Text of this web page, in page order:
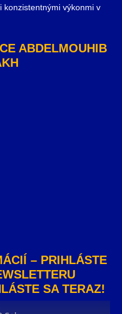
konzistentnými výkonmi v
ABDELMOUHIB
– PRIHLÁSTE
SA TERAZ!